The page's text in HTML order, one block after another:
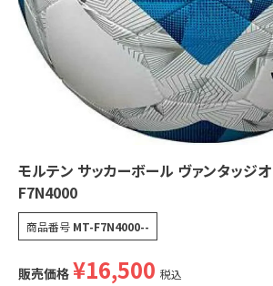
モルテン サッカーボール ヴァンタッジ
F7N4000
商品番号 MT-F7N4000--
販売価格 ¥16,500 税込